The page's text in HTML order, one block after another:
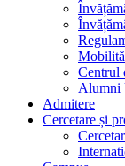
Centrul
Admitere
Cercetare și